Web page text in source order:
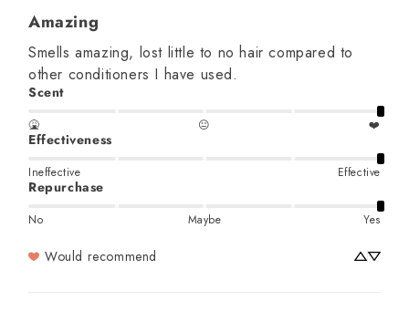
Amazing
Smells amazing, lost little to no hair compared to
other conditioners I have used.
Scent
🤮 😐 ❤️
Effectiveness
Ineffective Effective
Repurchase
No Maybe Yes
Would recommend